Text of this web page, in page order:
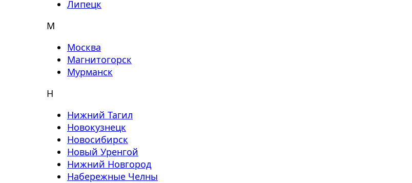
Липецк
М
Москва
Магнитогорск
Мурманск
Н
Нижний Тагил
Новокузнецк
Новосибирск
Новый Уренгой
Нижний Новгород
Набережные Челны